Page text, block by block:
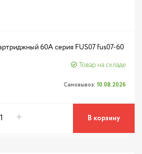
60A серия FUS07 fus07-60
Товар на складе
Самовывоз: 10.08.2026
В корзину